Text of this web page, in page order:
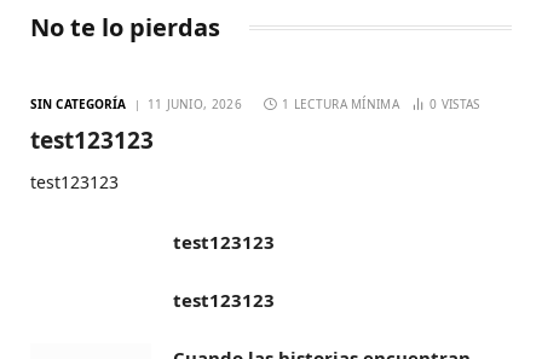
No te lo pierdas
SIN CATEGORÍA 11 JUNIO, 2026 1 LECTURA MÍNIMA 0 VISTAS
test123123
test123123
test123123
test123123